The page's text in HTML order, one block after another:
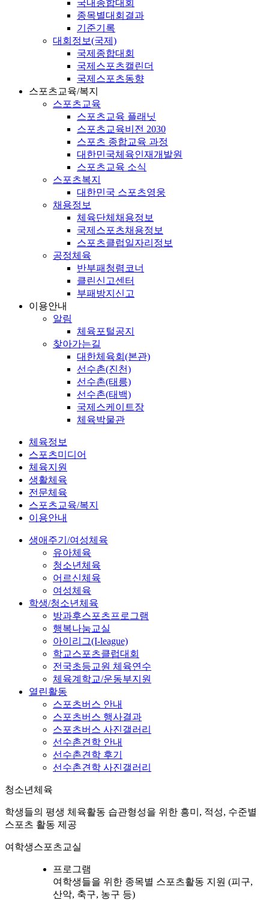
국내종합대회
종목별대회결과
기준기록
대회정보(국제)
국제종합대회
국제스포츠캘린더
국제스포츠동향
스포츠교육/복지
스포츠교육
스포츠교육 플래닛
스포츠교육비전 2030
스포츠 종합교육 과정
대한민국체육인재개발원
스포츠교육 소식
스포츠복지
대한민국 스포츠영웅
채용정보
체육단체채용정보
국제스포츠채용정보
스포츠클럽일자리정보
공정체육
반부패청렴코너
클린신고센터
부패방지신고
이용안내
알림
체육포털공지
찾아가는길
대한체육회(본관)
선수촌(진천)
선수촌(태릉)
선수촌(태백)
국제스케이트장
체육박물관
체육정보
스포츠미디어
체육지원
생활체육
전문체육
스포츠교육/복지
이용안내
생애주기/여성체육
유아체육
청소년체육
어르신체육
여성체육
학생/청소년체육
방과후스포츠프로그램
행복나눔교실
아이리그(I-league)
학교스포츠클럽대회
전국초등교원 체육연수
체육계학교/운동부지원
열린활동
스포츠버스 안내
스포츠버스 행사결과
스포츠버스 사진갤러리
선수촌견학 안내
선수촌견학 후기
선수촌견학 사진갤러리
청소년체육
학생들의 평생 체육활동 습관형성을 위한 흥미, 적성, 수준별
스포츠 활동 제공
여학생스포츠교실
프로그램
여학생들을 위한 종목별 스포츠활동 지원 (피구,
산악, 축구, 농구 등)